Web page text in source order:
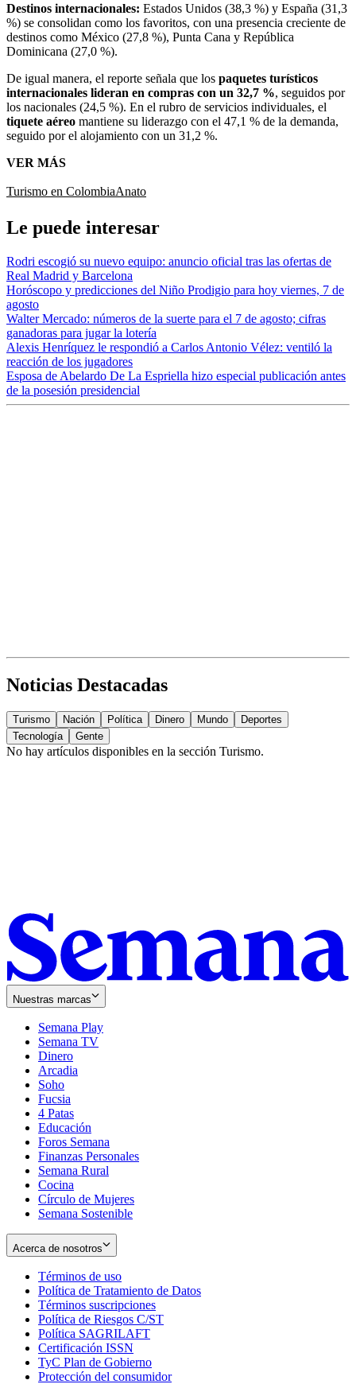
Destinos internacionales: Estados Unidos (38,3 %) y España (31,3
%) se consolidan como los favoritos, con una presencia creciente de
destinos como México (27,8 %), Punta Cana y República
Dominicana (27,0 %).
De igual manera, el reporte señala que los paquetes turísticos
internacionales lideran en compras con un 32,7 %, seguidos por
los nacionales (24,5 %). En el rubro de servicios individuales, el
tiquete aéreo mantiene su liderazgo con el 47,1 % de la demanda,
seguido por el alojamiento con un 31,2 %.
VER MÁS
Turismo en ColombiaAnato
Le puede interesar
Rodri escogió su nuevo equipo: anuncio oficial tras las ofertas de
Real Madrid y Barcelona
Horóscopo y predicciones del Niño Prodigio para hoy viernes, 7 de
agosto
Walter Mercado: números de la suerte para el 7 de agosto; cifras
ganadoras para jugar la lotería
Alexis Henríquez le respondió a Carlos Antonio Vélez: ventiló la
reacción de los jugadores
Esposa de Abelardo De La Espriella hizo especial publicación antes
de la posesión presidencial
Noticias Destacadas
Turismo Nación Política Dinero Mundo
Deportes
Tecnología
Gente
No hay artículos disponibles en la sección Turismo.
Nuestras marcas
Semana Play
Semana TV
Dinero
Arcadia
Soho
in
new
window
Fucsia
in
new
window
4 Patas
Educación
Foros Semana
Finanzas Personales
Semana Rural
Cocina
Círculo de Mujeres
Semana Sostenible
Acerca de nosotros
Términos de uso
in
new
window
Política de Tratamiento de Datos
Términos suscripciones
in
Política de Riesgos C/ST
Política SAGRILAFT
new
window
Certificación ISSN
in
new
TyC Plan de Gobierno
in
Protección del consumidorOpens